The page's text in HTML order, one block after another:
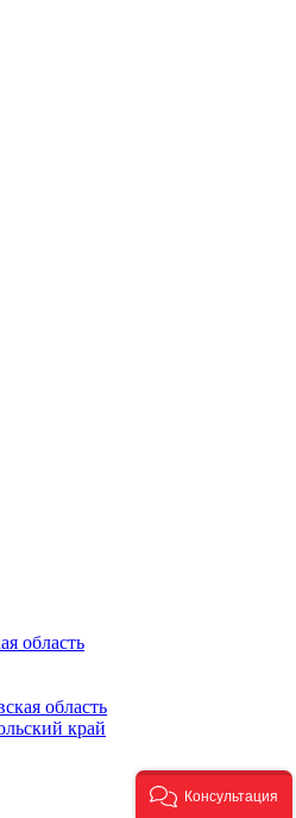
область
область
край
Консультация